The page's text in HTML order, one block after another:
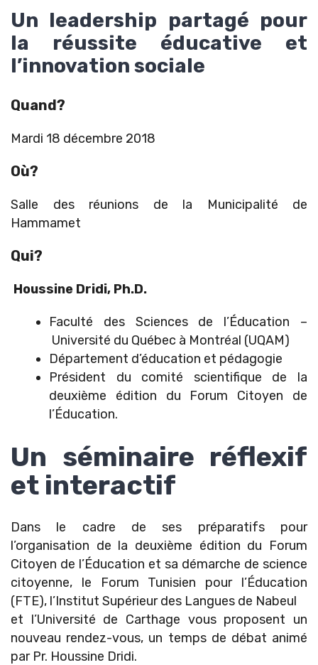
Un leadership partagé pour
la réussite éducative et
l’innovation sociale
Quand?
Mardi 18 décembre 2018
Où?
Salle des réunions de la Municipalité de
Hammamet
Qui?
Houssine Dridi, Ph.D.
Faculté des Sciences de l’Éducation –
Université du Québec à Montréal (UQAM)
Département d’éducation et pédagogie
Président du comité scientifique de la
deuxième édition du Forum Citoyen de
l’Éducation.
Un séminaire réflexif
et interactif
Dans le cadre de ses préparatifs pour
l’organisation de la deuxième édition du Forum
Citoyen de l’Éducation et sa démarche de science
citoyenne, le Forum Tunisien pour l’Éducation
(FTE), l’Institut Supérieur des Langues de Nabeul
et l’Université de Carthage vous proposent un
nouveau rendez-vous, un temps de débat animé
par Pr. Houssine Dridi.